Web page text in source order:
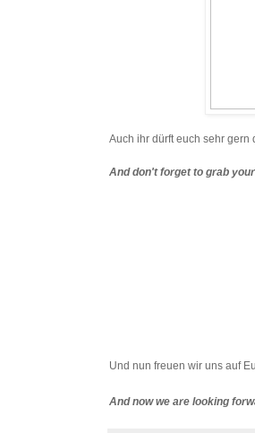
Auch ihr dürft euch sehr
And don't forget to grab
Und nun freuen wir uns auf
And now we are looking